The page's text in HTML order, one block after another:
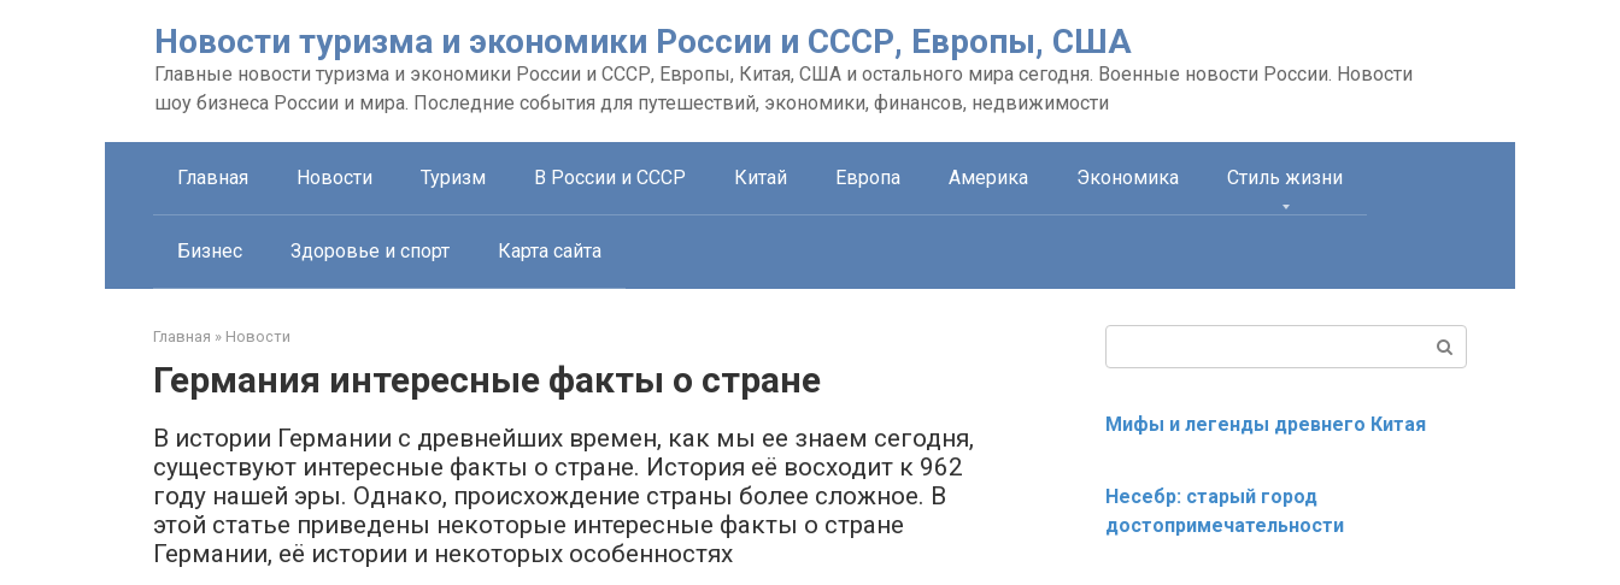
Новости туризма и экономики России и СССР, Европы, США
Главные новости туризма и экономики России и СССР, Европы, Китая, США и остального мира сегодня. Военные новости России. Новости
шоу бизнеса России и мира. Последние события для путешествий, экономики, финансов, недвижимости
Главная Новости Туризм В России и СССР Китай Европа Америка Экономика Стиль жизни
Бизнес Здоровье и спорт Карта сайта
Главная » Новости
Германия интересные факты о стране
В истории Германии с древнейших времен, как мы ее знаем сегодня,
существуют интересные факты о стране. История её восходит к 962
году нашей эры. Однако, происхождение страны более сложное. В
этой статье приведены некоторые интересные факты о стране
Германии, её истории и некоторых особенностях
Мифы и легенды древнего Китая
Несебр: старый город
достопримечательности